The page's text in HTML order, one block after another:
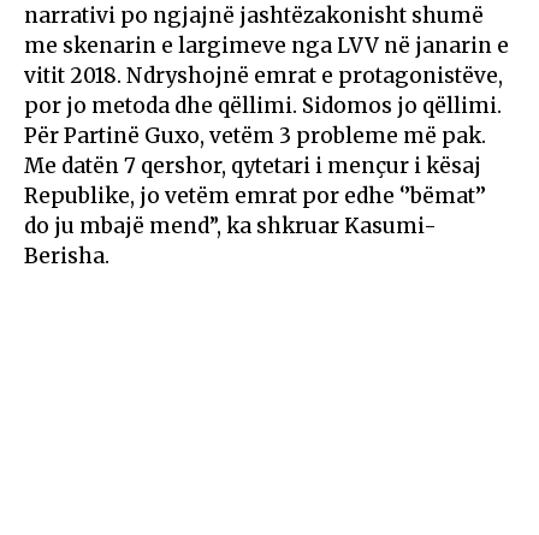
narrativi po ngjajnë jashtëzakonisht shumë
me skenarin e largimeve nga LVV në janarin e
vitit 2018. Ndryshojnë emrat e protagonistëve,
por jo metoda dhe qëllimi. Sidomos jo qëllimi.
Për Partinë Guxo, vetëm 3 probleme më pak.
Me datën 7 qershor, qytetari i mençur i kësaj
Republike, jo vetëm emrat por edhe ‘’bëmat’’
do ju mbajë mend”, ka shkruar Kasumi-
Berisha.